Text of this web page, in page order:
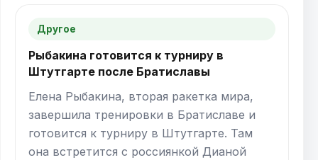
Другое
Рыбакина готовится к турниру в
Штутгарте после Братиславы
Елена Рыбакина, вторая ракетка мира,
завершила тренировки в Братиславе и
готовится к турниру в Штутгарте. Там
она встретится с россиянкой Дианой